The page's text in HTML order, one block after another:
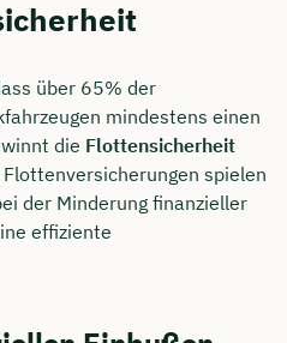
über 65% der
mindestens einen
die Flottensicherheit
spielen
der Minderung finanzieller
effiziente
mit Jonas